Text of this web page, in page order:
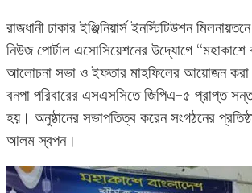
রাজধানী ঢাকার ইঞ্জিনিয়ার্স ইনস্টিটিউশন
নিউজ পোর্টাল এসোসিয়েশনের উদ্যোগে “মহাকাশে
আলোচনা সভা ও ইফতার মাহফিলের আয়োজন
বনপা পরিবারের এসএসসিতে জিপিএ-৫ প্রাপ্ত
হয়। অনুষ্ঠানের সভাপতিত্ব করেন সংগঠনের
আলম স্বপন।